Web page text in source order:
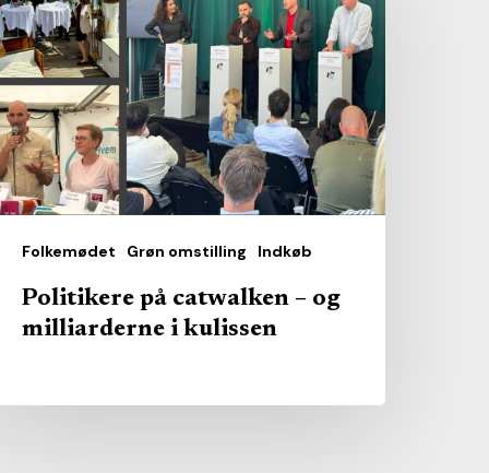
Folkemødet Grøn omstilling Indkøb
Politikere på catwalken – og
milliarderne i kulissen